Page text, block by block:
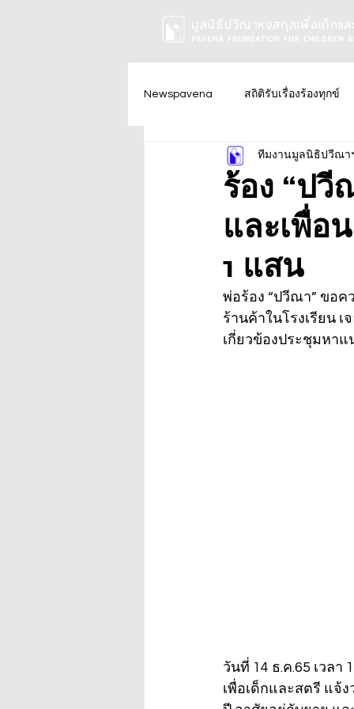
Newspavena สถิติรับเรื่องร้องทุกข์
ร้อง “ปวี
และเพื่อ
1 แสน
ทีมงานมูลนิธิปวีณา
พ่อร้อง “ปวีณา” ขอ
ร้านค้าในโรงเรียน
เกี่ยวข้องประชุมหาแ
วันที่ 14 ธ.ค.65 เวล
เพื่อเด็กและสตรี แจ้